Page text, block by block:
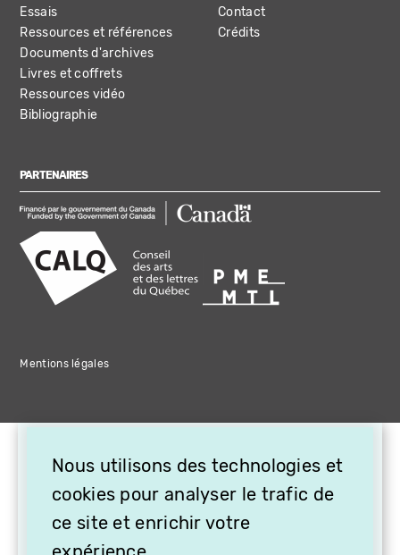
Essais
Ressources et références
Documents d'archives
Livres et coffrets
Ressources vidéo
Bibliographie
Contact
Crédits
PARTENAIRES
Mentions légales
Nous utilisons des technologies et
cookies pour analyser le trafic de
ce site et enrichir votre
OFFREZ LA VIDÉO EN
CADEAU, ABONNEZ VOS
PROCHES À VITHÈQUE !